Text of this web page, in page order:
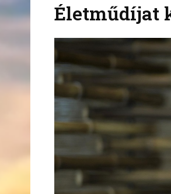
Életműdíjat